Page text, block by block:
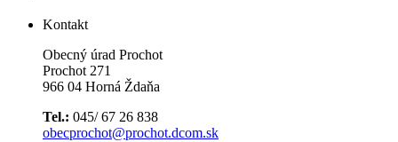
Kontakt
Obecný úrad Prochot
Prochot 271
966 04 Horná Ždaňa
Tel.: 045/ 67 26 838
obecprochot@prochot.dcom.sk